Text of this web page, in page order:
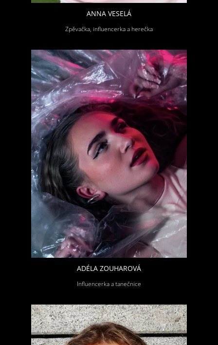
ANNA VESELÁ
Zpěvačka, influencerka a herečka
ADÉLA ZOUHAROVÁ
Influencerka a tanečnice